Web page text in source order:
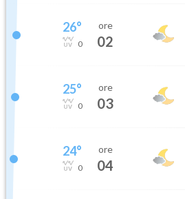
26°
0
ore
02
25°
0
ore
03
24°
0
ore
04